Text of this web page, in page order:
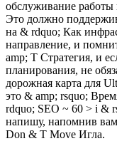
обслуживание работы
Это должно
на & rdquo; Как
направление, и
amp; T Стратегия, и
планирования, не
дорожная карта для
это & ​​amp; rsquo;
rdquo; SEO ~ 60 > i &
напишу, напомнив
Don & T Move Игла.